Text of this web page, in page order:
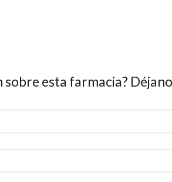
esta farmacia?